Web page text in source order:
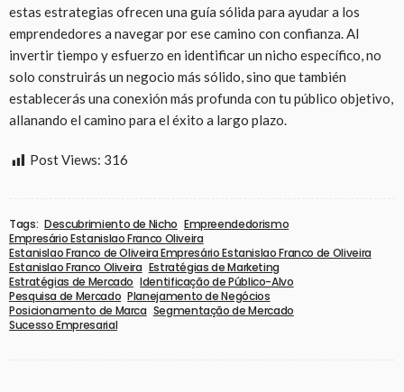
estas estrategias ofrecen una guía sólida para ayudar a los
emprendedores a navegar por ese camino con confianza. Al
invertir tiempo y esfuerzo en identificar un nicho específico, no
solo construirás un negocio más sólido, sino que también
establecerás una conexión más profunda con tu público objetivo,
allanando el camino para el éxito a largo plazo.
Post Views: 316
Tags: Descubrimiento de Nicho Empreendedorismo
Empresário Estanislao Franco Oliveira
Estanislao Franco de Oliveira Empresário Estanislao Franco de Oliveira
Estanislao Franco Oliveira Estratégias de Marketing
Estratégias de Mercado Identificação de Público-Alvo
Pesquisa de Mercado Planejamento de Negócios
Posicionamento de Marca Segmentação de Mercado
Sucesso Empresarial